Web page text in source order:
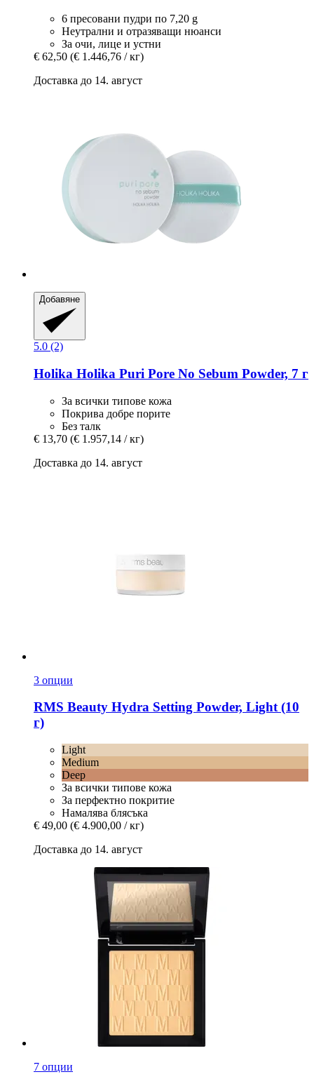
6 пресовани пудри по 7,20 g
Неутрални и отразяващи нюанси
За очи, лице и устни
€ 62,50 (€ 1.446,76 / кг)
Доставка до 14. август
Добавяне
5.0 (2)
Holika Holika Puri Pore No Sebum Powder, 7 г
За всички типове кожа
Покрива добре порите
Без талк
€ 13,70 (€ 1.957,14 / кг)
Доставка до 14. август
3 опции
RMS Beauty Hydra Setting Powder, Light (10
г)
Light
Medium
Deep
За всички типове кожа
За перфектно покритие
Намалява блясъка
€ 49,00 (€ 4.900,00 / кг)
Доставка до 14. август
7 опции